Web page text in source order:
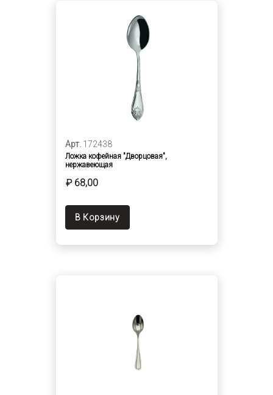
Арт. 172438
Ложка кофейная "Дворцовая",
нержавеющая
₽ 68,00
В Корзину